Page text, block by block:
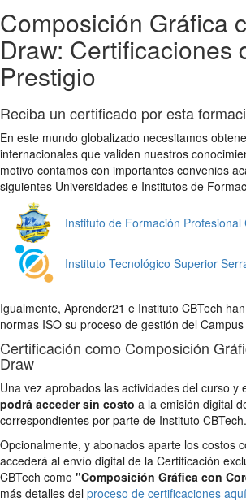
Composición Gráfica
Draw: Certificaciones
Prestigio
Reciba un certificado por esta
En este mundo globalizado necesitamos
internacionales que validen nuestros
motivo contamos con importantes convenios
siguientes Universidades e Institutos de
Instituto de Formación Profesional
Instituto Tecnológico Superior
Igualmente, Aprender21 e Instituto CBTech
normas ISO su proceso de gestión del
Certificación como Composición
Draw
Una vez aprobados las actividades del curso y
podrá acceder sin costo a la emisión digital
correspondientes por parte de Instituto CBTech.
Opcionalmente, y abonados aparte los costos
accederá al envío digital de la Certificación
CBTech como "Composición Gráfica con
más detalles del proceso de certificaciones aquí